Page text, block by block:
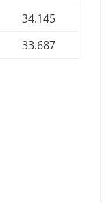
34.145
33.687